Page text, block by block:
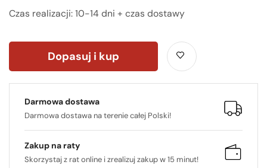
Czas realizacji: 10-14 dni + czas dostawy
Dopasuj i kup
Darmowa dostawa
Darmowa dostawa na terenie całej Polski!
Zakup na raty
Skorzystaj z rat online i zrealizuj zakup w 15 minut!